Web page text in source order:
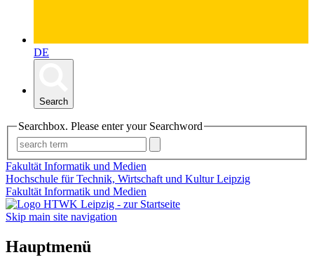
DE
Search
Searchbox. Please enter your Searchword
Fakultät Informatik und Medien
Hochschule für Technik, Wirtschaft und Kultur Leipzig
Fakultät Informatik und Medien
Skip main site navigation
Hauptmenü